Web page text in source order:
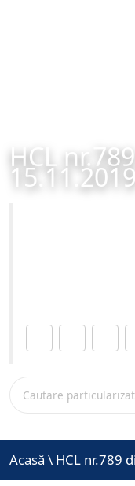
HCL
15.11.2019
Acasă \ HCL nr.789